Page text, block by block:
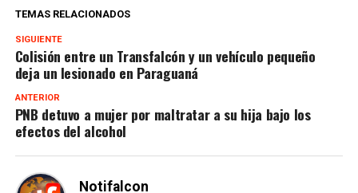
TEMAS RELACIONADOS
SIGUIENTE
Colisión entre un Transfalcón y un vehículo pequeño
deja un lesionado en Paraguaná
ANTERIOR
PNB detuvo a mujer por maltratar a su hija bajo los
efectos del alcohol
Notifalcon